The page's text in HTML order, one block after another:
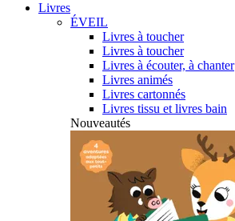
Livres
ÉVEIL
Livres à toucher
Livres à toucher
Livres à écouter, à chanter
Livres animés
Livres cartonnés
Livres tissu et livres bain
Nouveautés